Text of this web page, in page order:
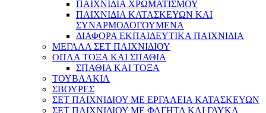
ΠΑΙΧΝΙΔΙΑ ΧΡΩΜΑΤΙΣΜΟΥ
ΠΑΙΧΝΙΔΙΑ ΚΑΤΑΣΚΕΥΩΝ ΚΑΙ
ΣΥΝΑΡΜΟΛΟΓΟΥΜΕΝΑ
ΔΙΑΦΟΡΑ ΕΚΠΑΙΔΕΥΤΙΚΑ ΠΑΙΧΝΙΔΙΑ
ΜΕΓΑΛΑ ΣΕΤ ΠΑΙΧΝΙΔΙΟΥ
ΟΠΛΑ ΤΟΞΑ ΚΑΙ ΣΠΑΘΙΑ
ΣΠΑΘΙΑ ΚΑΙ ΤΟΞΑ
ΤΟΥΒΛΑΚΙΑ
ΣΒΟΥΡΕΣ
ΣΕΤ ΠΑΙΧΝΙΔΙΟΥ ΜΕ ΕΡΓΑΛΕΙΑ ΚΑΤΑΣΚΕΥΩΝ
ΣΕΤ ΠΑΙΧΝΙΔΙΟΥ ΜΕ ΦΑΓΗΤΑ ΚΑΙ ΓΛΥΚΑ